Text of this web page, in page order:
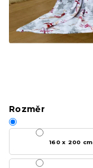
Rozměr
160 x 200 cm